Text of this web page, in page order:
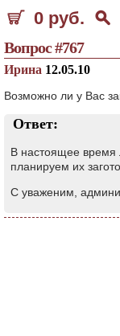
0 руб.
Вопрос #767
Ирина 12.05.10
Возможно ли у Вас
Ответ:
В настоящее время
планируем их
С уваженим,